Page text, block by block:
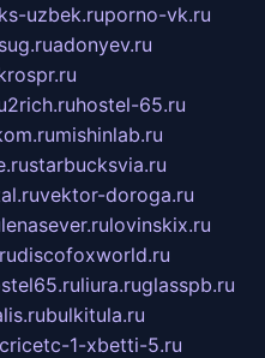
uzbek.ruporno-vk.ru
adonyev.ru
2rich.ruhostel-65.ru
mishinlab.ru
starbucksvia.ru
vektor-doroga.ru
lenasever.rulovinskix.ru
discofoxworld.ru
liura.ruglasspb.ru
bulkitula.ru
1-xbetti-5.ru